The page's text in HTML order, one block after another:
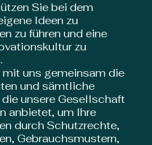
Sie bei dem
Ideen zu
zu führen und eine
zu
mit uns gemeinsam die
und sämtliche
die unsere Gesellschaft
anbietet, um Ihre
durch Schutzrechte,
Gebrauchsmustern,